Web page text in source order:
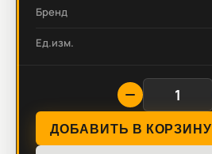
Бренд
Ед.изм.
ДОБАВИТЬ В КОРЗИНУ